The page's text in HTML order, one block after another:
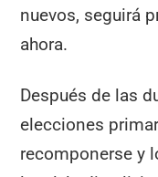
nuevos, seguirá
ahora.
Después de las
elecciones
recomponerse y